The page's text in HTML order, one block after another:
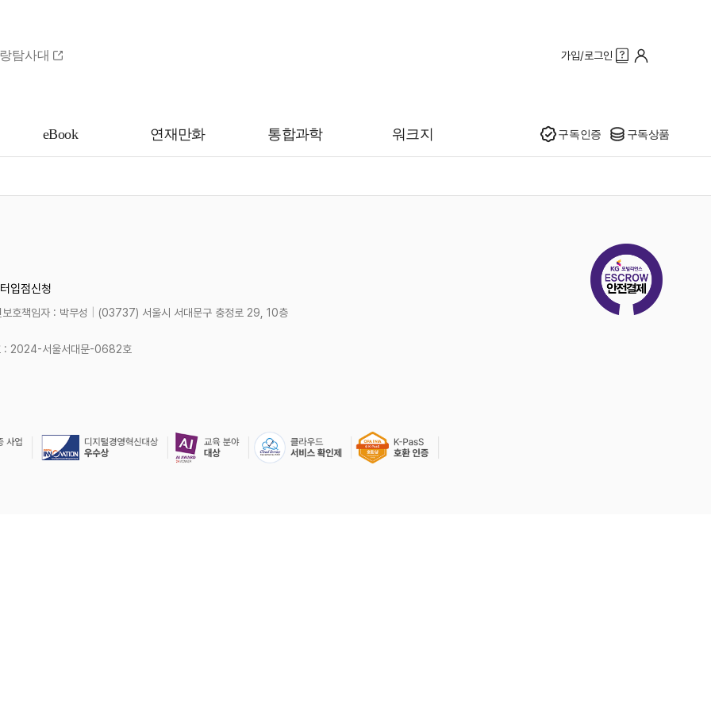
탐사대 가입/로그인
eBook 연재만화 통합과학 워크지 구독인증 구독상품
입점신청
호책임자 : 박무성 (03737) 서울시 서대문구 충정로 29, 10층
: 2024-서울서대문-0682호